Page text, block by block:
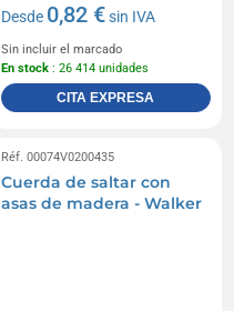
Desde 0,82 €sin IVA
Sin incluir el marcado
En stock : 26 414 unidades
CITA EXPRESA
Réf. 00074V0200435
Cuerda de saltar con
asas de madera - Walker